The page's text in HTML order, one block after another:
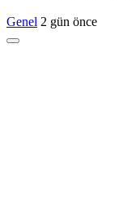
Genel 2 gün önce